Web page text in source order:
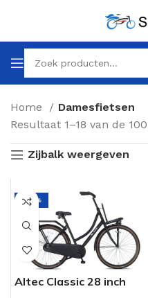
Home
Damesfietsen
Resultaat 1–18 van de
Zijbalk weergeven
-25%
Altec Classic 28 inch